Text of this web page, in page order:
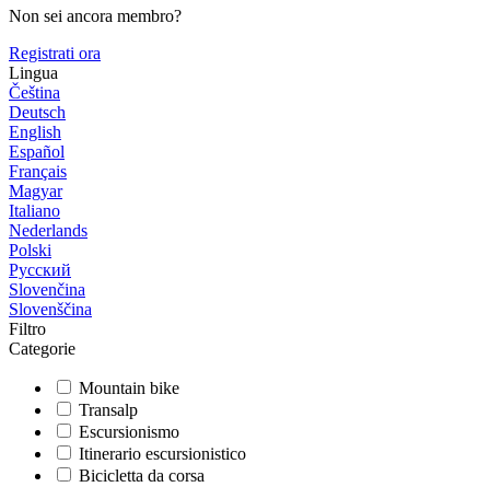
Non sei ancora membro?
Registrati ora
Lingua
Čeština
Deutsch
English
Español
Français
Magyar
Italiano
Nederlands
Polski
Русский
Slovenčina
Slovenščina
Filtro
Categorie
Mountain bike
Transalp
Escursionismo
Itinerario escursionistico
Bicicletta da corsa